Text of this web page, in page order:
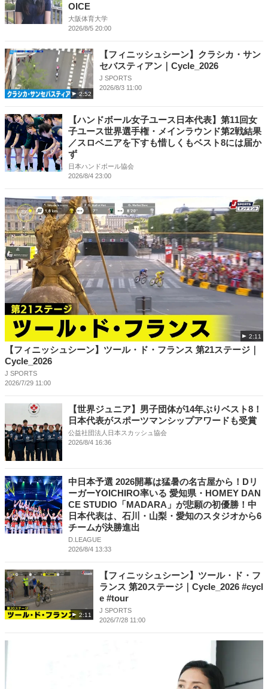
OICE
大阪体育大学
2026/8/5 20:00
2:52
【フィニッシュシーン】クラシカ・サン
セバスティアン｜Cycle_2026
J SPORTS
2026/8/3 11:00
【ハンドボール女子ユース日本代表】第11回女
子ユース世界選手権・メインラウンド第2戦結果
／スロベニアを下すも惜しくもベスト8には届か
ず
日本ハンドボール協会
2026/8/4 23:00
2:11
【フィニッシュシーン】ツール・ド・フランス 第21ステージ｜
Cycle_2026
J SPORTS
2026/7/29 11:00
【世界ジュニア】男子団体が14年ぶりベスト8！
日本代表がスポーツマンシップアワードも受賞
公益社団法人日本スカッシュ協会
2026/8/4 16:36
中日本予選 2026開幕は猛暑の名古屋から！Dリ
ーガーYOICHIRO率いる 愛知県・HOMEY DAN
CE STUDIO「MADARA」が悲願の初優勝！中
日本代表は、石川・山梨・愛知のスタジオから6
チームが決勝進出
D.LEAGUE
2026/8/4 13:33
2:11
【フィニッシュシーン】ツール・ド・フ
ランス 第20ステージ｜Cycle_2026 #cycl
e #tour
J SPORTS
2026/7/28 11:00